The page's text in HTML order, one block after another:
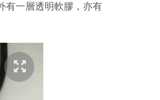
有一層透明軟膠，亦有